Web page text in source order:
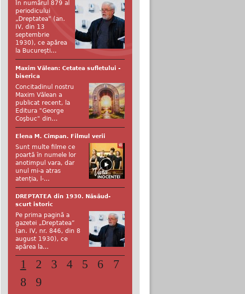
În numărul 879 al
periodicului
„Dreptatea” (an.
IV, din 13
septembrie
1930), ce apărea
la București...
Maxim Vălean: Cetatea sufletului -
biserica
Concitadinul nostru
Maxim Vălean a
publicat recent, la
Editura "George
Coşbuc" din...
Elena M. Cîmpan. Filmul verii
Sunt multe filme ce
poartă în numele lor
anotimpul vara, dar
unul mi-a atras
atenția, l-...
DREPTATEA din 1930. Năsăud-
scurt istoric
Pe prima pagină a
gazetei „Dreptatea”
(an. IV, nr. 846, din 8
august 1930), ce
apărea la...
1 2 3 4 5 6
7
8
9